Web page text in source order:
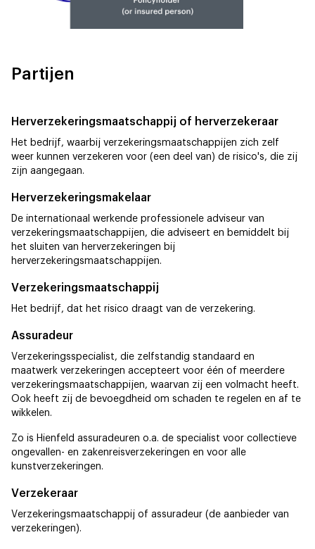
Partijen
Herverzekeringsmaatschappij of herverzekeraar
Het bedrijf, waarbij verzekeringsmaatschappijen zich zelf
weer kunnen verzekeren voor (een deel van) de risico's, die zij
zijn aangegaan.
Herverzekeringsmakelaar
De internationaal werkende professionele adviseur van
verzekeringsmaatschappijen, die adviseert en bemiddelt bij
het sluiten van herverzekeringen bij
herverzekeringsmaatschappijen.
Verzekeringsmaatschappij
Het bedrijf, dat het risico draagt van de verzekering.
Assuradeur
Verzekeringsspecialist, die zelfstandig standaard en
maatwerk verzekeringen accepteert voor één of meerdere
verzekeringsmaatschappijen, waarvan zij een volmacht heeft.
Ook heeft zij de bevoegdheid om schaden te regelen en af te
wikkelen.
Zo is Hienfeld assuradeuren o.a. de specialist voor collectieve
ongevallen- en zakenreisverzekeringen en voor alle
kunstverzekeringen.
Verzekeraar
Verzekeringsmaatschappij of assuradeur (de aanbieder van
verzekeringen).